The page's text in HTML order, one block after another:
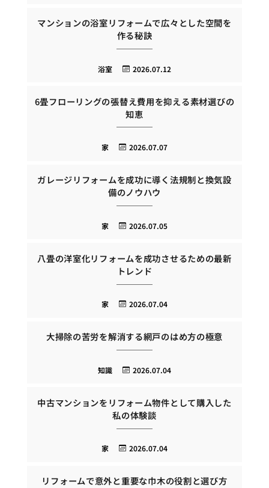
マンションの浴室リフォームで広々とした空間を
作る秘訣
2026.07.12
浴室
6畳フローリングの張替え費用を抑える素材選びの
知恵
2026.07.07
家
ガレージリフォームを成功に導く法規制と換気設
備のノウハウ
2026.07.05
家
八畳の洋室化リフォームを成功させるための最新
トレンド
2026.07.04
家
大掃除の苦労を解消する網戸のはめ方の極意
2026.07.04
知識
中古マンションをリフォーム物件として購入した
私の体験談
2026.07.04
家
リフォームで意外と重要な巾木の役割と選び方